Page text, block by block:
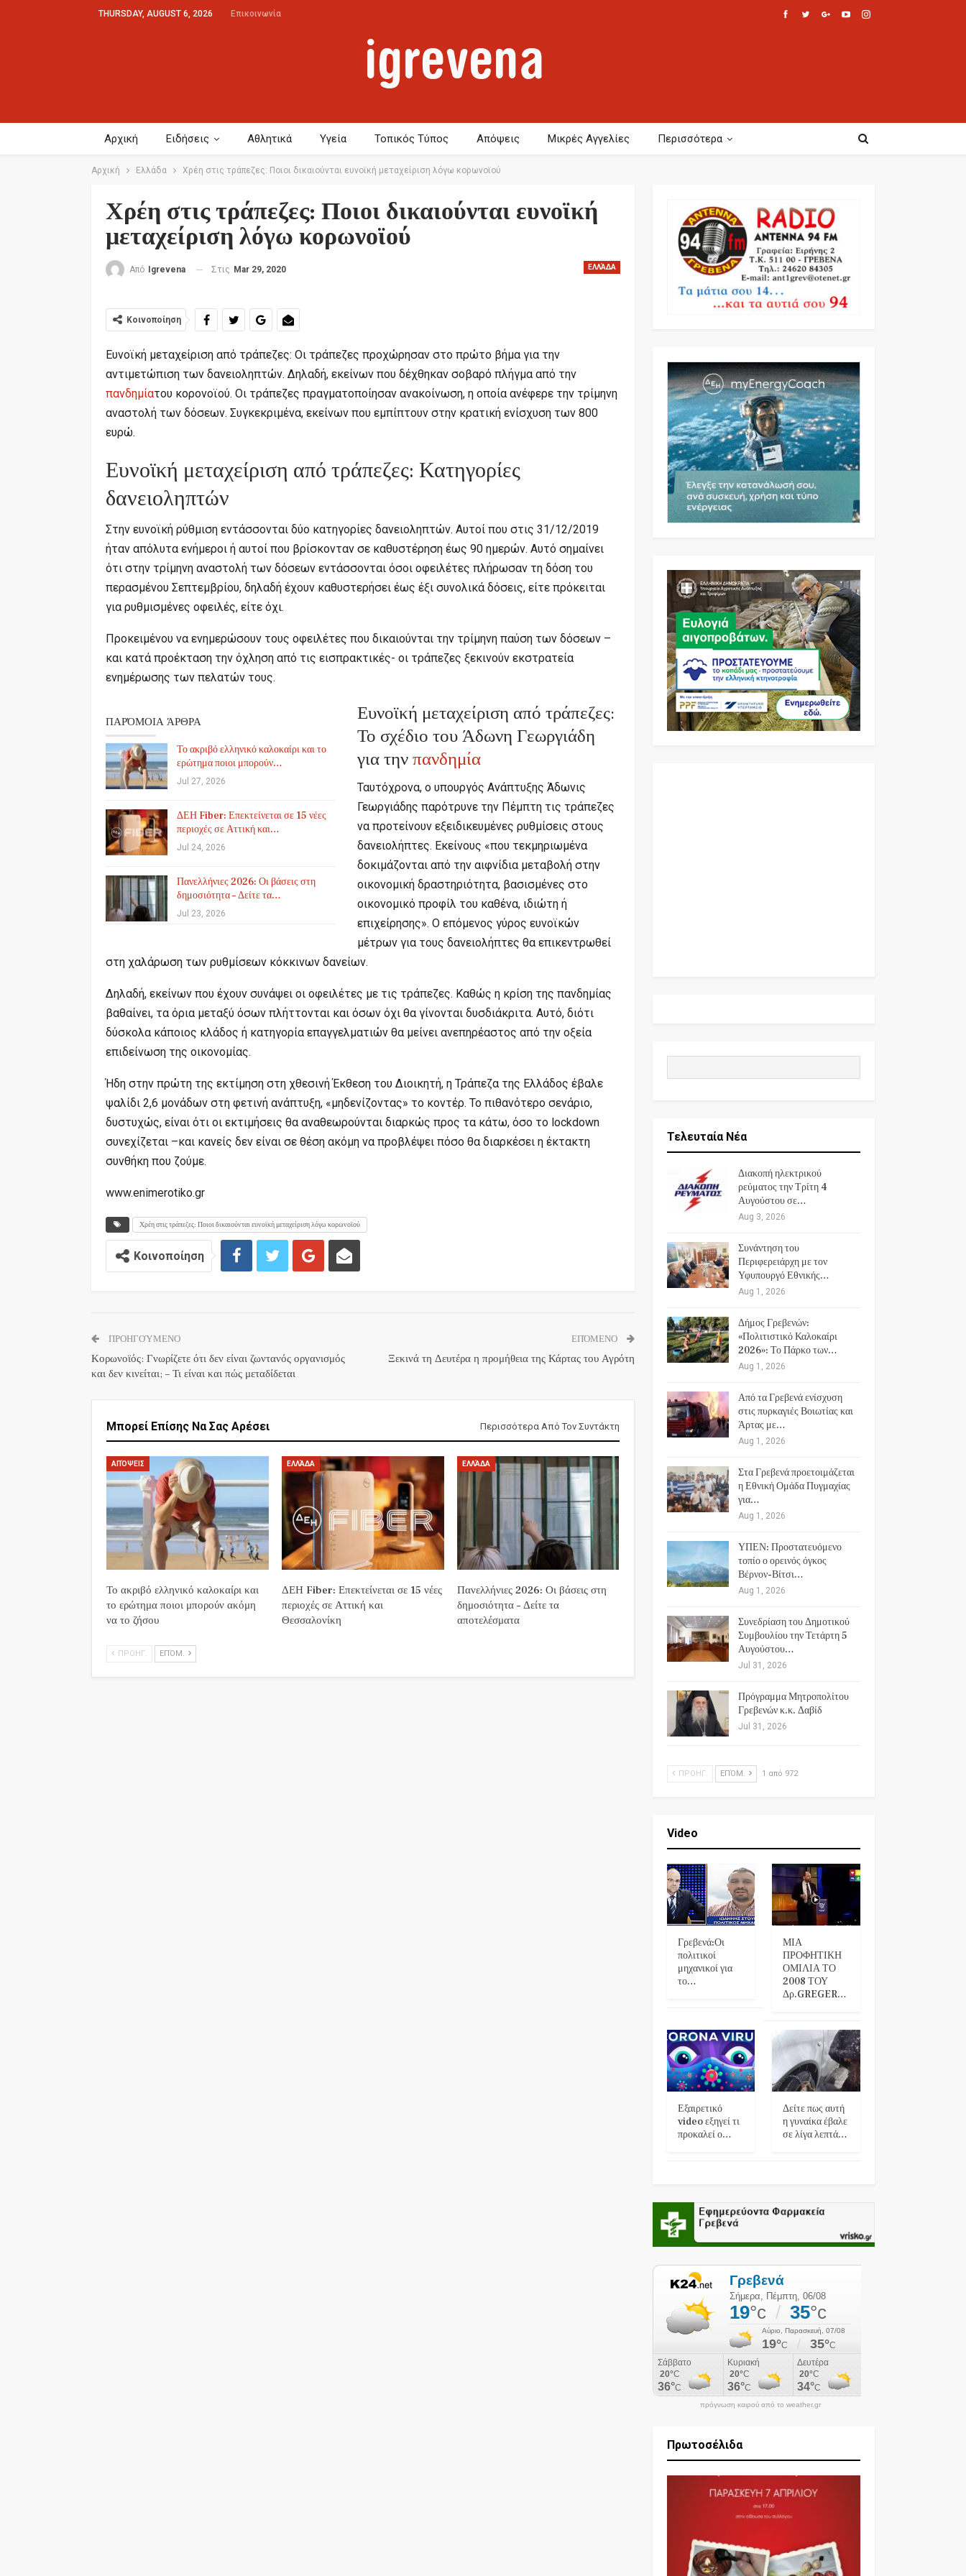
THURSDAY, AUGUST 6, 2026 Επικοινωνία
Αρχική Ειδήσεις Αθλητικά Υγεία Τοπικός Τύπος Απόψεις Μικρές Αγγελίες Περισσότερα
Αρχική Ελλάδα Χρέη στις τράπεζες: Ποιοι δικαιούνται ευνοϊκή μεταχείριση λόγω κορωνοϊού
Χρέη στις τράπεζες: Ποιοι δικαιούνται ευνοϊκή
μεταχείριση λόγω κορωνοϊού
ΕΛΛΆΔΑ
Από Igrevena Στις Mar 29, 2020
Κοινοποίηση
Ευνοϊκή μεταχείριση από τράπεζες: Οι τράπεζες προχώρησαν στο πρώτο βήμα για την
αντιμετώπιση των δανειοληπτών. Δηλαδή, εκείνων που δέχθηκαν σοβαρό πλήγμα από την
πανδημίατου κορονοϊού. Οι τράπεζες πραγματοποίησαν ανακοίνωση, η οποία ανέφερε την τρίμηνη
αναστολή των δόσεων. Συγκεκριμένα, εκείνων που εμπίπτουν στην κρατική ενίσχυση των 800
ευρώ.
Ευνοϊκή μεταχείριση από τράπεζες: Κατηγορίες
δανειοληπτών
Στην ευνοϊκή ρύθμιση εντάσσονται δύο κατηγορίες δανειοληπτών. Αυτοί που στις 31/12/2019
ήταν απόλυτα ενήμεροι ή αυτοί που βρίσκονταν σε καθυστέρηση έως 90 ημερών. Αυτό σημαίνει
ότι στην τρίμηνη αναστολή των δόσεων εντάσσονται όσοι οφειλέτες πλήρωσαν τη δόση του
περασμένου Σεπτεμβρίου, δηλαδή έχουν καθυστερήσει έως έξι συνολικά δόσεις, είτε πρόκειται
για ρυθμισμένες οφειλές, είτε όχι.
Προκειμένου να ενημερώσουν τους οφειλέτες που δικαιούνται την τρίμηνη παύση των δόσεων –
και κατά προέκταση την όχληση από τις εισπρακτικές- οι τράπεζες ξεκινούν εκστρατεία
ενημέρωσης των πελατών τους.
ΠΑΡΌΜΟΙΑ ΆΡΘΡΑ
Το ακριβό ελληνικό καλοκαίρι και το
ερώτημα ποιοι μπορούν…
Jul 27, 2026
ΔΕΗ Fiber: Επεκτείνεται σε 15 νέες
περιοχές σε Αττική και…
Jul 24, 2026
Πανελλήνιες 2026: Οι βάσεις στη
δημοσιότητα – Δείτε τα…
Jul 23, 2026
Ευνοϊκή μεταχείριση από τράπεζες:
Το σχέδιο του Άδωνη Γεωργιάδη
για τηνπανδημία
Ταυτόχρονα, ο υπουργός Ανάπτυξης Άδωνις
Γεωργιάδης παρότρυνε την Πέμπτη τις τράπεζες
να προτείνουν εξειδικευμένες ρυθμίσεις στους
δανειολήπτες. Εκείνους «που τεκμηριωμένα
δοκιμάζονται από την αιφνίδια μεταβολή στην
οικονομική δραστηριότητα, βασισμένες στο
οικονομικό προφίλ του καθένα, ιδιώτη ή
επιχείρησης». Ο επόμενος γύρος ευνοϊκών
μέτρων για τους δανειολήπτες θα επικεντρωθεί
στη χαλάρωση των ρυθμίσεων κόκκινων δανείων.
Δηλαδή, εκείνων που έχουν συνάψει οι οφειλέτες με τις τράπεζες. Καθώς η κρίση της πανδημίας
βαθαίνει, τα όρια μεταξύ όσων πλήττονται και όσων όχι θα γίνονται δυσδιάκριτα. Αυτό, διότι
δύσκολα κάποιος κλάδος ή κατηγορία επαγγελματιών θα μείνει ανεπηρέαστος από την οξεία
επιδείνωση της οικονομίας.
Ήδη στην πρώτη της εκτίμηση στη χθεσινή Έκθεση του Διοικητή, η Τράπεζα της Ελλάδος έβαλε
ψαλίδι 2,6 μονάδων στη φετινή ανάπτυξη, «μηδενίζοντας» το κοντέρ. Το πιθανότερο σενάριο,
δυστυχώς, είναι ότι οι εκτιμήσεις θα αναθεωρούνται διαρκώς προς τα κάτω, όσο το lockdown
συνεχίζεται –και κανείς δεν είναι σε θέση ακόμη να προβλέψει πόσο θα διαρκέσει η έκτακτη
συνθήκη που ζούμε.
www.enimerotiko.gr
Χρέη στις τράπεζες: Ποιοι δικαιούνται ευνοϊκή μεταχείριση λόγω κορωνοϊού
Κοινοποίηση
ΠΡΟΗΓΟΎΜΕΝΟ
Κορωνοϊός: Γνωρίζετε ότι δεν είναι ζωντανός οργανισμός
και δεν κινείται; – Τι είναι και πώς μεταδίδεται
ΕΠΌΜΕΝΟ
Ξεκινά τη Δευτέρα η προμήθεια της Κάρτας του Αγρότη
Μπορεί Επίσης Να Σας Αρέσει Περισσότερα Από Τον Συντάκτη
ΑΠΌΨΕΙΣ
Το ακριβό ελληνικό καλοκαίρι και
το ερώτημα ποιοι μπορούν ακόμη
να το ζήσου
ΕΛΛΆΔΑ
ΔΕΗ Fiber: Επεκτείνεται σε 15 νέες
περιοχές σε Αττική και
Θεσσαλονίκη
ΕΛΛΆΔΑ
Πανελλήνιες 2026: Οι βάσεις στη
δημοσιότητα – Δείτε τα
αποτελέσματα
ΠΡΟΗΓ. ΕΠΌΜ.
Τελευταία Νέα
Διακοπή ηλεκτρικού
ρεύματος την Τρίτη 4
Αυγούστου σε…
Aug 3, 2026
Συνάντηση του
Περιφερειάρχη με τον
Υφυπουργό Εθνικής…
Aug 1, 2026
Δήμος Γρεβενών:
«Πολιτιστικό Καλοκαίρι
2026»: Το Πάρκο των…
Aug 1, 2026
Από τα Γρεβενά ενίσχυση
στις πυρκαγιές Βοιωτίας και
Άρτας με…
Aug 1, 2026
Στα Γρεβενά προετοιμάζεται
η Εθνική Ομάδα Πυγμαχίας
για…
Aug 1, 2026
ΥΠΕΝ: Προστατευόμενο
τοπίο ο ορεινός όγκος
Βέρνον-Βίτσι…
Aug 1, 2026
Συνεδρίαση του Δημοτικού
Συμβουλίου την Τετάρτη 5
Αυγούστου…
Jul 31, 2026
Πρόγραμμα Μητροπολίτου
Γρεβενών κ.κ. Δαβίδ
Jul 31, 2026
ΠΡΟΗΓ. ΕΠΌΜ. 1 από 972
Video
Γρεβενά:Οι
πολιτικοί
μηχανικοί για
το…
ΜΙΑ
ΠΡΟΦΗΤΙΚΗ
ΟΜΙΛΙΑ ΤΟ
2008 ΤΟΥ
Δρ.GREGER…
Εξαιρετικό
video εξηγεί τι
προκαλεί ο…
Δείτε πως αυτή
η γυναίκα έβαλε
σε λίγα λεπτά…
πρόγνωση καιρού από το weather.gr
Πρωτοσέλιδα